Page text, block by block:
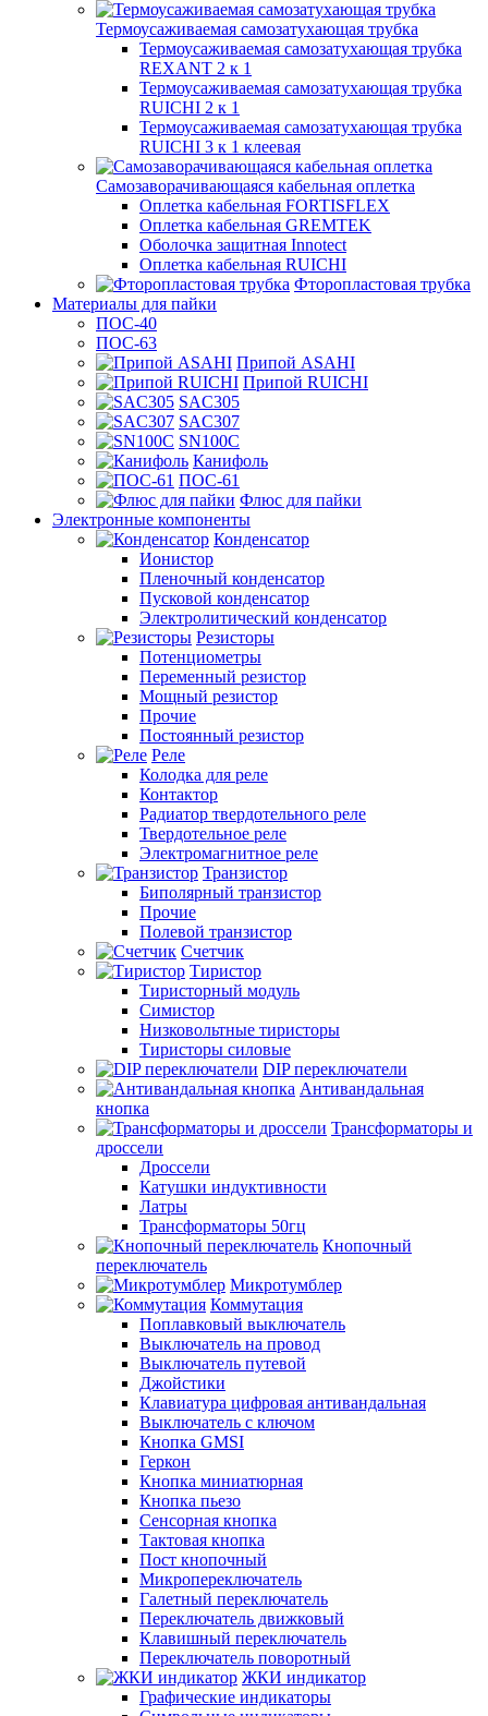
Термоусаживаемая самозатухающая трубка
Термоусаживаемая самозатухающая трубка
REXANT 2 к 1
Термоусаживаемая самозатухающая трубка
RUICHI 2 к 1
Термоусаживаемая самозатухающая трубка
RUICHI 3 к 1 клеевая
Самозаворачивающаяся кабельная оплетка
Оплетка кабельная FORTISFLEX
Оплетка кабельная GREMTEK
Оболочка защитная Innotect
Оплетка кабельная RUICHI
Фторопластовая трубка
Материалы для пайки
ПОС-40
ПОС-63
Припой ASAHI
Припой RUICHI
SAC305
SAC307
SN100C
Канифоль
ПОС-61
Флюс для пайки
Электронные компоненты
Конденсатор
Ионистор
Пленочный конденсатор
Пусковой конденсатор
Электролитический конденсатор
Резисторы
Потенциометры
Переменный резистор
Мощный резистор
Прочие
Постоянный резистор
Реле
Колодка для реле
Контактор
Радиатор твердотельного реле
Твердотельное реле
Электромагнитное реле
Транзистор
Биполярный транзистор
Прочие
Полевой транзистор
Счетчик
Тиристор
Тиристорный модуль
Симистор
Низковольтные тиристоры
Тиристоры силовые
DIP переключатели
Антивандальная
кнопка
Трансформаторы и
дроссели
Дроссели
Катушки индуктивности
Латры
Трансформаторы 50гц
Кнопочный
переключатель
Микротумблер
Коммутация
Поплавковый выключатель
Выключатель на провод
Выключатель путевой
Джойстики
Клавиатура цифровая антивандальная
Выключатель с ключом
Кнопка GMSI
Геркон
Кнопка миниатюрная
Кнопка пьезо
Сенсорная кнопка
Тактовая кнопка
Пост кнопочный
Микропереключатель
Галетный переключатель
Переключатель движковый
Клавишный переключатель
Переключатель поворотный
ЖКИ индикатор
Графические индикаторы